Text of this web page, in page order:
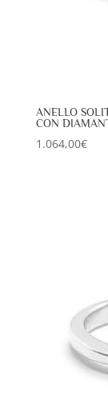
ANELLO
CON
1.064,00€